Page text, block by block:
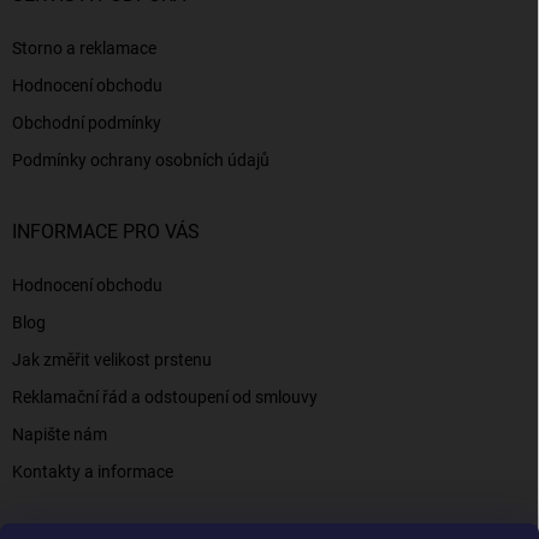
Storno a reklamace
Hodnocení obchodu
Obchodní podmínky
Podmínky ochrany osobních údajů
INFORMACE PRO VÁS
Hodnocení obchodu
Blog
Jak změřit velikost prstenu
Reklamační řád a odstoupení od smlouvy
Napište nám
Kontakty a informace